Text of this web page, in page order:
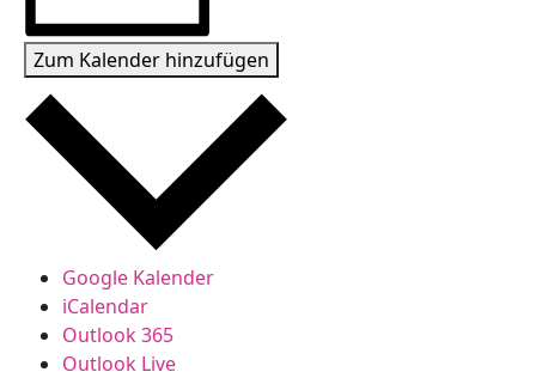
Zum Kalender hinzufügen
Google Kalender
iCalendar
Outlook 365
Outlook Live